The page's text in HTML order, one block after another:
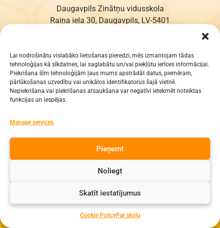
Lai nodrošinātu vislabāko lietošanas pieredzi, mēs izmantojam tādas
tehnoloģijas kā sīkdatnes, lai saglabātu un/vai piekļūtu ierīces informācijai.
Piekrišana šīm tehnoloģijām ļaus mums apstrādāt datus, piemēram,
pārlūkošanas uzvedību vai unikālos identifikatorus šajā vietnē.
Nepiekrišana vai piekrišanas atsaukšana var negatīvi ietekmēt noteiktas
funkcijas un iespējas.
Manage services
Pieņemt
Noliegt
Skatīt iestatījumus
Cookie PolicyPar skolu
Daugavpils Zinātņu vidusskola
Raiņa iela 30, Daugavpils, LV-5401
KONTAKTI
e-pasts: dzv@daugavpils.edu.lv
Visas tiesības aizsargātas